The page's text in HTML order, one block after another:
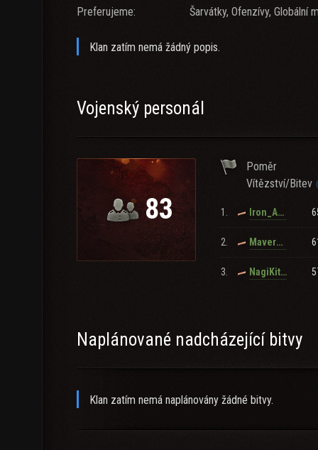
Preferujeme:
Šarvátky, Ofenzívy, Globální
Klan zatím nemá žádný popis.
Vojenský personál
83
Poměr
Vítězství/Bitev
1. Iron_A_Tigers
2. Maver_LT
3. NagiKitsune
Naplánované nadcházející bitvy
Klan zatím nemá naplánovány žádné bitvy.